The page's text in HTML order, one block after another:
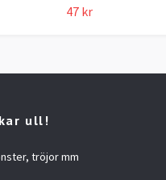
47 kr
ull!
tröjor mm